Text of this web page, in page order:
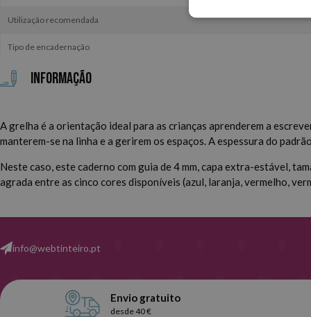
Utilização recomendada
Tipo de encadernação
Informação
A grelha é a orientação ideal para as crianças aprenderem a
manterem-se na linha e a gerirem os espaços. A espessura do
Neste caso, este caderno com guia de 4 mm, capa extra-estável,
agrada entre as cinco cores disponíveis (azul, laranja, vermelho,
info@webtinteiro.pt
Envio gratuito
desde 40 €